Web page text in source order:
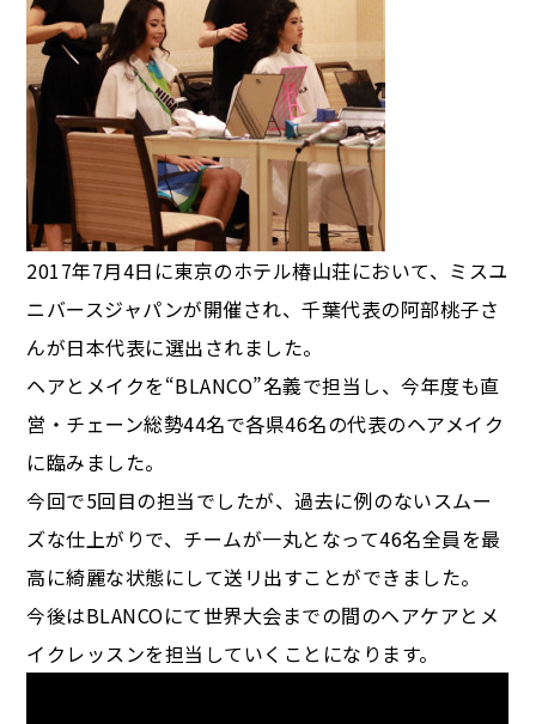
2017年7月4日に東京のホテル椿山荘において、ミスユ
ニバースジャパンが開催され、千葉代表の阿部桃子さ
んが日本代表に選出されました。
ヘアとメイクを“BLANCO”名義で担当し、今年度も直
営・チェーン総勢44名で各県46名の代表のヘアメイク
に臨みました。
今回で5回目の担当でしたが、過去に例のないスムー
ズな仕上がりで、チームが一丸となって46名全員を最
高に綺麗な状態にして送リ出すことができました。
今後はBLANCOにて世界大会までの間のヘアケアとメ
イクレッスンを担当していくことになります。